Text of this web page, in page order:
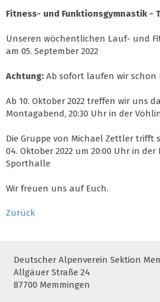
Fitness- und Funktionsgymnastik -
Unseren wöchentlichen Lauf- und
am 05. September 2022
Achtung: Ab sofort laufen wir schon
Ab 10. Oktober 2022 treffen wir uns
Montagabend, 20:30 Uhr in der
Die Gruppe von Michael Zettler trifft
04. Oktober 2022 um 20:00 Uhr in
Sporthalle
Wir freuen uns auf Euch.
Zurück
Deutscher Alpenverein Sektion
Allgäuer Straße 24
87700 Memmingen